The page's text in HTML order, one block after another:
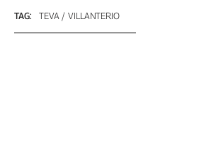
Lombardia
TAG: TEVA VILLANTERIO